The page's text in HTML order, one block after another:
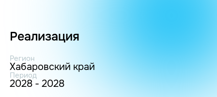
Реализация
Регион
Хабаровский край
Период
2028 - 2028